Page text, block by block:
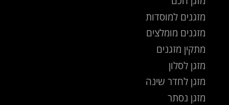
מזגנים למוסדות
מזגנים מומלצים
מתקין מזגנים
מזגן לסלון
מזגן לחדר שינה
מזגן נסתר